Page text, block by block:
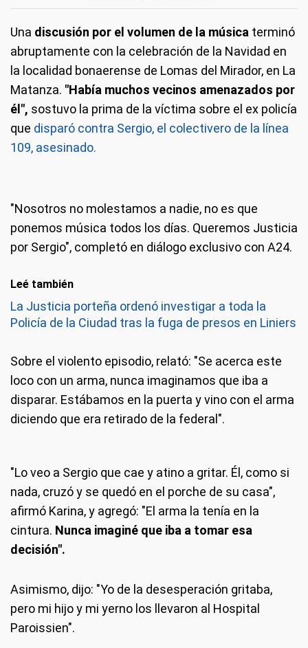
Una discusión por el volumen de la música terminó
abruptamente con la celebración de la Navidad en
la localidad bonaerense de Lomas del Mirador, en La
Matanza. "Había muchos vecinos amenazados por
él", sostuvo la prima de la víctima sobre el ex policía
que disparó contra Sergio, el colectivero de la línea
109, asesinado.
"Nosotros no molestamos a nadie, no es que
ponemos música todos los días. Queremos Justicia
por Sergio", completó en diálogo exclusivo con A24.
Leé también
La Justicia porteña ordenó investigar a toda la
Policía de la Ciudad tras la fuga de presos en Liniers
Sobre el violento episodio, relató: "Se acerca este
loco con un arma, nunca imaginamos que iba a
disparar. Estábamos en la puerta y vino con el arma
diciendo que era retirado de la federal".
"Lo veo a Sergio que cae y atino a gritar. Él, como si
nada, cruzó y se quedó en el porche de su casa",
afirmó Karina, y agregó: "El arma la tenía en la
cintura. Nunca imaginé que iba a tomar esa
decisión".
Asimismo, dijo: "Yo de la desesperación gritaba,
pero mi hijo y mi yerno los llevaron al Hospital
Paroissien".